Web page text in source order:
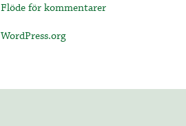
Flöde för kommentarer
WordPress.org